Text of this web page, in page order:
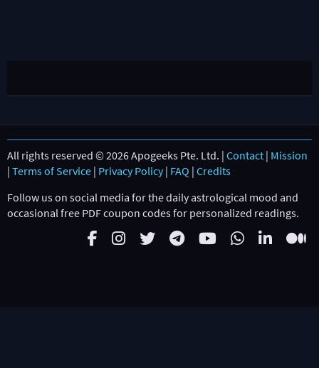
All rights reserved © 2026 Apogeeks Pte. Ltd. | Contact | Mission
| Terms of Service | Privacy Policy| FAQ | Credits
Follow us on social media for the daily astrological mood and
occasional free PDF coupon codes for personalized readings.